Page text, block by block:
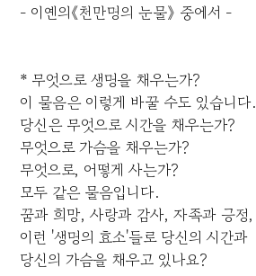
- 이옌의《천만명의 눈물》 중에서 -
* 무엇으로 생명을 채우는가?
이 물음은 이렇게 바꿀 수도 있습니다.
당신은 무엇으로 시간을 채우는가?
무엇으로 가슴을 채우는가?
무엇으로, 어떻게 사는가?
모두 같은 물음입니다.
꿈과 희망, 사랑과 감사, 자족과 긍정,
이런 '생명의 효소'들로 당신의 시간과
당신의 가슴을 채우고 있나요?